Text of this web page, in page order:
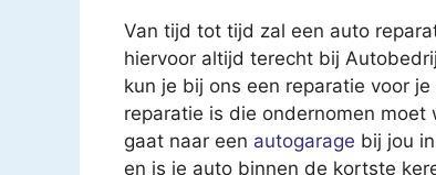
Van tijd tot tijd zal een auto
hiervoor altijd terecht bij
kun je bij ons een reparatie voor
reparatie is die ondernomen
gaat naar een autogarage bij jou
en is je auto binnen de kortste